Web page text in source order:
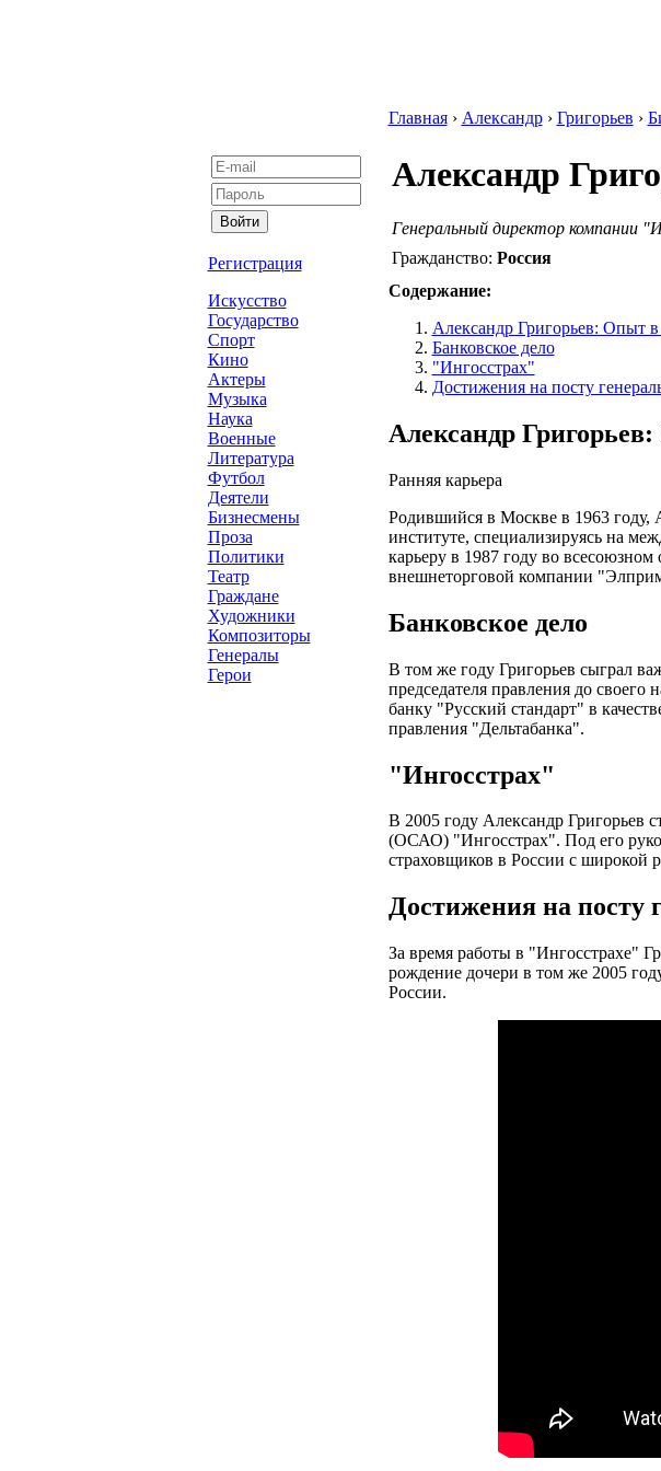
Регистрация
Искусство
Государство
Спорт
Кино
Актеры
Музыка
Наука
Военные
Литература
Футбол
Деятели
Бизнесмены
Проза
Политики
Театр
Граждане
Художники
Композиторы
Генералы
Герои
Главная› Александр› Григорьев ›
Александр
Генеральный директор компании
Гражданство: Россия
Содержание:
Александр Григорьев: Опыт в
Банковское дело
"Ингосстрах"
Достижения на посту
Александр
Ранняя карьера
Родившийся в Москве в 1963 году,
институте, специализируясь на
карьеру в 1987 году во
внешнеторговой компании
Банковское дело
В том же году Григорьев сыграл
председателя правления до своего
банку "Русский стандарт" в
правления "Дельтабанка".
"Ингосстрах"
В 2005 году Александр Григорьев
(ОСАО) "Ингосстрах". Под его
страховщиков в России с широкой
Достижения на посту
За время работы в "Ингосстрахе"
рождение дочери в том же 2005
России.